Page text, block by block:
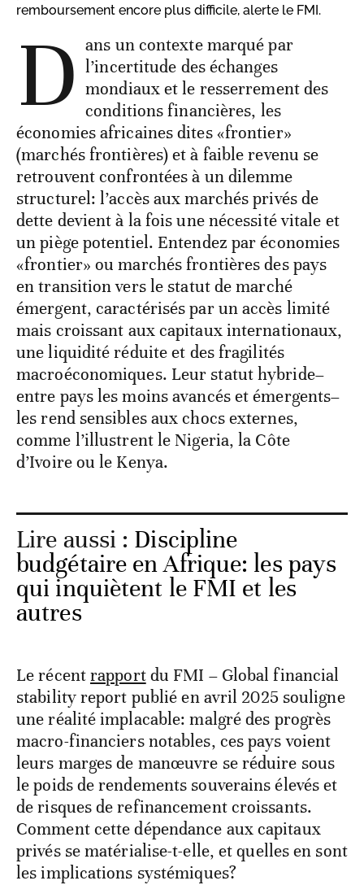
remboursement encore plus difficile, alerte le FMI.
D ans un contexte marqué par
l’incertitude des échanges
mondiaux et le resserrement des
conditions financières, les
économies africaines dites «frontier»
(marchés frontières) et à faible revenu se
retrouvent confrontées à un dilemme
structurel: l’accès aux marchés privés de
dette devient à la fois une nécessité vitale et
un piège potentiel. Entendez par économies
«frontier» ou marchés frontières des pays
en transition vers le statut de marché
émergent, caractérisés par un accès limité
mais croissant aux capitaux internationaux,
une liquidité réduite et des fragilités
macroéconomiques. Leur statut hybride–
entre pays les moins avancés et émergents–
les rend sensibles aux chocs externes,
comme l’illustrent le Nigeria, la Côte
d’Ivoire ou le Kenya.
Lire aussi : Discipline
budgétaire en Afrique: les pays
qui inquiètent le FMI et les
autres
Le récentrapportdu FMI – Global financial
stability report publié en avril 2025 souligne
une réalité implacable: malgré des progrès
macro-financiers notables, ces pays voient
leurs marges de manœuvre se réduire sous
le poids de rendements souverains élevés et
de risques de refinancement croissants.
Comment cette dépendance aux capitaux
privés se matérialise-t-elle, et quelles en sont
les implications systémiques?